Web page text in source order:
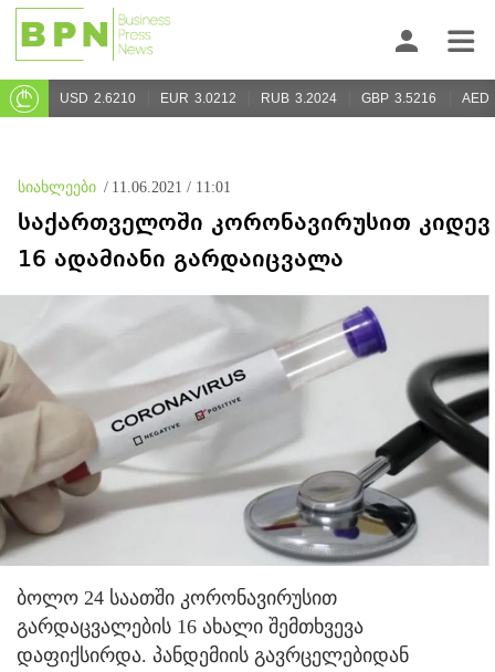
USD 2.6210 EUR 3.0212 RUB 3.2024 GBP 3.5216 AED
სიახლეები / 11.06.2021 / 11:01
საქართველოში კორონავირუსით კიდევ
16 ადამიანი გარდაიცვალა
ბოლო 24 საათში კორონავირუსით
გარდაცვალების 16 ახალი შემთხვევა
დაფიქსირდა. პანდემიის გავრცელებიდან